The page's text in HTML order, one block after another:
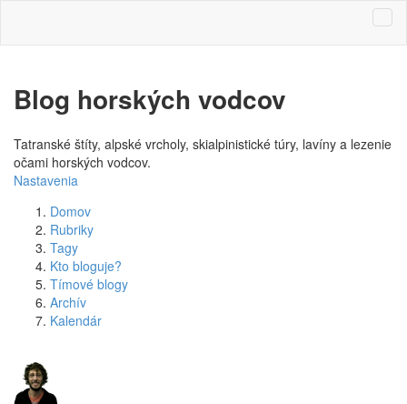
Blog horských vodcov
Tatranské štíty, alpské vrcholy, skialpinistické túry, lavíny a lezenie
očami horských vodcov.
Nastavenia
Domov
Rubriky
Tagy
Kto bloguje?
Tímové blogy
Archív
Kalendár